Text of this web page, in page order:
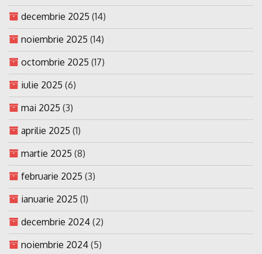
decembrie 2025 (14)
noiembrie 2025 (14)
octombrie 2025 (17)
iulie 2025 (6)
mai 2025 (3)
aprilie 2025 (1)
martie 2025 (8)
februarie 2025 (3)
ianuarie 2025 (1)
decembrie 2024 (2)
noiembrie 2024 (5)